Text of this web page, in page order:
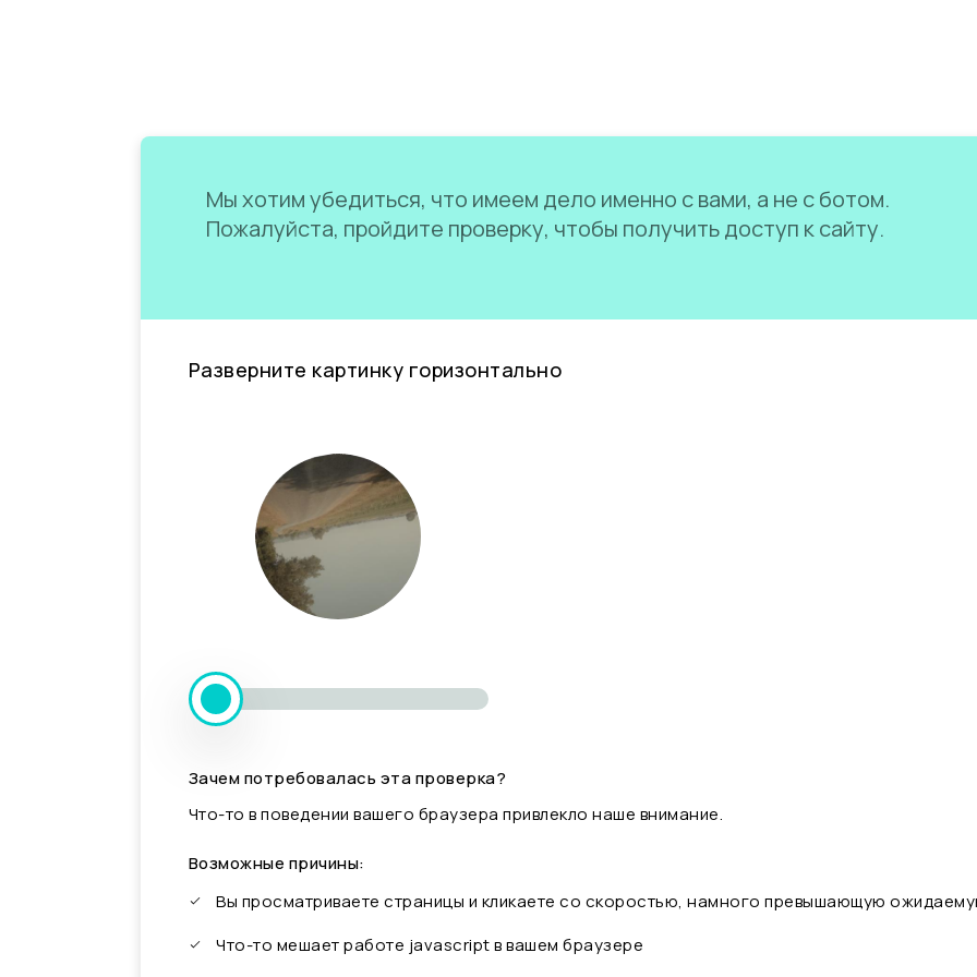
Мы хотим убедиться, что имеем дело именно с вами, а не с ботом.
Пожалуйста, пройдите проверку, чтобы получить доступ к сайту.
Разверните картинку горизонтально
Зачем потребовалась эта проверка?
Что-то в поведении вашего браузера привлекло наше внимание.
Возможные причины:
Вы просматриваете страницы и кликаете со скоростью, намного превышающую
Что-то мешает работе javascript в вашем браузере